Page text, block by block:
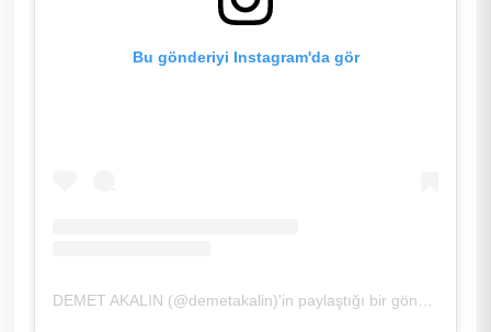
Bu gönderiyi Instagram'da gör